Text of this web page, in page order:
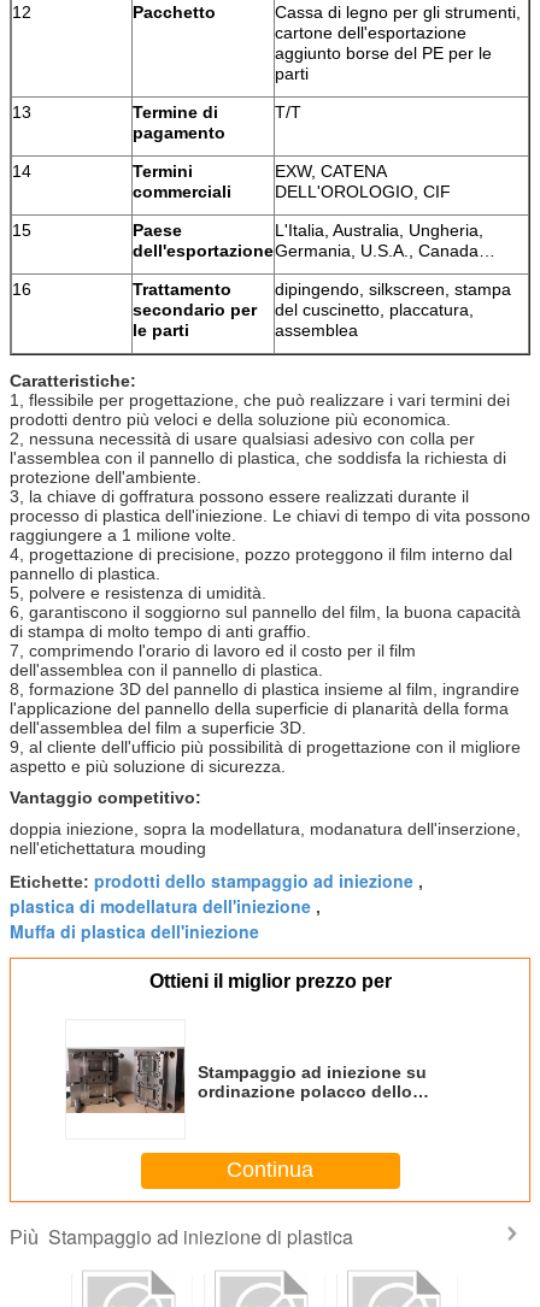
12 Pacchetto
Cassa di legno per gli strumenti,
cartone dell'esportazione
aggiunto borse del PE per le
parti
13
Termine di
pagamento
T/T
14
Termini
commerciali
EXW, CATENA
DELL'OROLOGIO, CIF
15
Paese
dell'esportazione
L'Italia, Australia, Ungheria,
Germania, U.S.A., Canada…
16
Trattamento
secondario per
le parti
dipingendo, silkscreen, stampa
del cuscinetto, placcatura,
assemblea
Caratteristiche:
1, flessibile per progettazione, che può realizzare i vari termini dei
prodotti dentro più veloci e della soluzione più economica.
2, nessuna necessità di usare qualsiasi adesivo con colla per
l'assemblea con il pannello di plastica, che soddisfa la richiesta di
protezione dell'ambiente.
3, la chiave di goffratura possono essere realizzati durante il
processo di plastica dell'iniezione. Le chiavi di tempo di vita possono
raggiungere a 1 milione volte.
4, progettazione di precisione, pozzo proteggono il film interno dal
pannello di plastica.
5, polvere e resistenza di umidità.
6, garantiscono il soggiorno sul pannello del film, la buona capacità
di stampa di molto tempo di anti graffio.
7, comprimendo l'orario di lavoro ed il costo per il film
dell'assemblea con il pannello di plastica.
8, formazione 3D del pannello di plastica insieme al film, ingrandire
l'applicazione del pannello della superficie di planarità della forma
dell'assemblea del film a superficie 3D.
9, al cliente dell'ufficio più possibilità di progettazione con il migliore
aspetto e più soluzione di sicurezza.
Vantaggio competitivo:
doppia iniezione, sopra la modellatura, modanatura dell'inserzione,
nell'etichettatura mouding
Etichette: prodotti dello stampaggio ad iniezione ,
plastica di modellatura dell'iniezione ,
Muffa di plastica dell'iniezione
Ottieni il miglior prezzo per
Stampaggio ad iniezione su
ordinazione polacco dello
Continua
Più Stampaggio ad iniezione di plastica